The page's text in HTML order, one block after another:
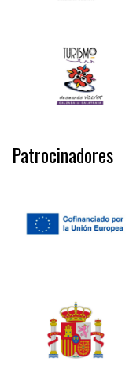
Patrocinadores